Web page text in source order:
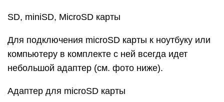
SD, miniSD, MicroSD карты
Для подключения microSD карты к ноутбуку или
компьютеру в комплекте с ней всегда идет
небольшой адаптер (см. фото ниже).
Адаптер для microSD карты